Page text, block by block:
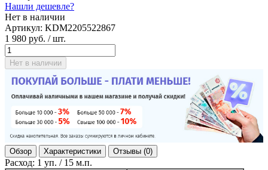
Нашли дешевле?
Нет в наличии
Артикул: KDM2205522867
1 980 руб. / шт.
Нет в наличии
Обзор Характеристики Отзывы (0)
Расход: 1 уп. / 15 м.п.